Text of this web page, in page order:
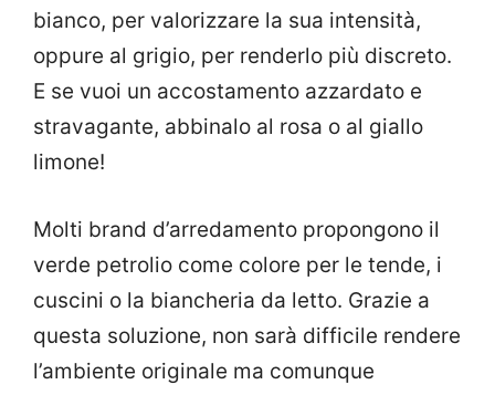
bianco, per valorizzare la sua intensità,
oppure al grigio, per renderlo più discreto.
E se vuoi un accostamento azzardato e
stravagante, abbinalo al rosa o al giallo
limone!
Molti brand d’arredamento propongono il
verde petrolio come colore per le tende, i
cuscini o la biancheria da letto. Grazie a
questa soluzione, non sarà difficile rendere
l’ambiente originale ma comunque